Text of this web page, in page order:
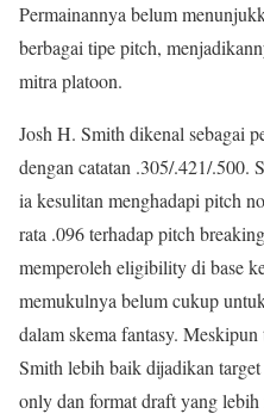
Permainannya belum
berbagai tipe pitch,
mitra platoon.
Josh H. Smith dikenal sebagai
dengan catatan .305/.421/.500.
ia kesulitan menghadapi pitch
rata .096 terhadap pitch
memperoleh eligibility di base
memukulnya belum cukup
dalam skema fantasy.
Smith lebih baik dijadikan
only dan format draft yang lebih